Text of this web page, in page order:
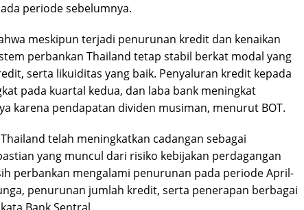
periode sebelumnya.
meskipun terjadi penurunan kredit dan kenaikan
perbankan Thailand tetap stabil berkat modal yang
serta likuiditas yang baik. Penyaluran kredit kepada
pada kuartal kedua, dan laba bank meningkat
karena pendapatan dividen musiman, menurut BOT.
telah meningkatkan cadangan sebagai
yang muncul dari risiko kebijakan perdagangan
perbankan mengalami penurunan pada periode April-
penurunan jumlah kredit, serta penerapan berbagai